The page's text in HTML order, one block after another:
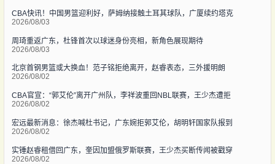
CBA快讯！中国男篮迎利好，萨姆纳接触土耳其球队，广厦续约塔克
2026/08/03
周琦重返广东，杜锋首次以球迷身份亮相，新角色展现期待
2026/08/03
北京首钢男篮或大换血！范子铭拒绝离开，赵睿表态，三外援明朗
2026/08/02
CBA官宣：“郭艾伦”离开广州队，李祥波重回NBL联赛，王少杰遭拒
2026/08/02
宏远最新消息：徐杰喊杜书记，广东婉拒郭艾伦，胡明轩国家队报到
2026/08/02
实锤赵睿租借回广东，奎因加盟俄罗斯联赛，王少杰买断传闻被戳穿
2026/08/02